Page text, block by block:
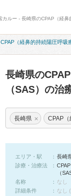
CPAP（経鼻的持続陽圧呼吸
長崎県の
（SAS）の治
長崎県 ×
エリア・駅
長崎
診療・治療法
（
名称
なし
詳細条件
なし